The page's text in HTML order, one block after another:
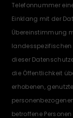
Telefonnummer
Einklang mit der
Übereinstimmung
dieser
die Öffentlichkeit
erhobenen,
betroffene